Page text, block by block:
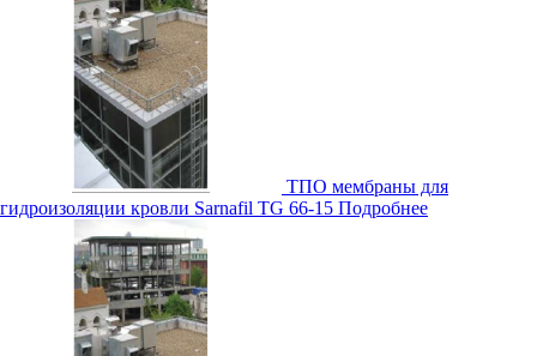
ТПО мембраны для
гидроизоляции кровли Sarnafil TG 66-15 Подробнее